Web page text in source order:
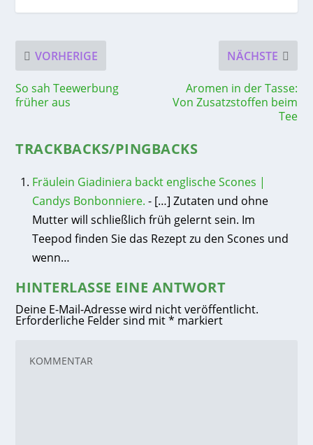
VORHERIGE
So sah Teewerbung
früher aus
NÄCHSTE
Aromen in der Tasse:
Von Zusatzstoffen beim
Tee
TRACKBACKS/PINGBACKS
Fräulein Giadiniera backt englische Scones |
Candys Bonbonniere. - […] Zutaten und ohne
Mutter will schließlich früh gelernt sein. Im
Teepod finden Sie das Rezept zu den Scones und
wenn…
HINTERLASSE EINE ANTWORT
Deine E-Mail-Adresse wird nicht veröffentlicht.
Erforderliche Felder sind mit* markiert